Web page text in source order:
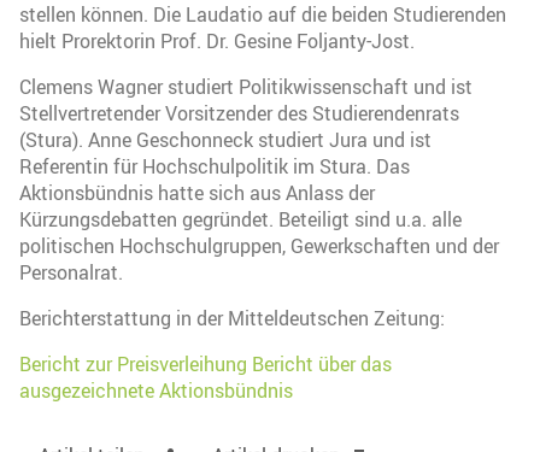
stellen können. Die Laudatio auf die beiden Studierenden
hielt Prorektorin Prof. Dr. Gesine Foljanty-Jost.
Clemens Wagner studiert Politikwissenschaft und ist
Stellvertretender Vorsitzender des Studierendenrats
(Stura). Anne Geschonneck studiert Jura und ist
Referentin für Hochschulpolitik im Stura. Das
Aktionsbündnis hatte sich aus Anlass der
Kürzungsdebatten gegründet. Beteiligt sind u.a. alle
politischen Hochschulgruppen, Gewerkschaften und der
Personalrat.
Berichterstattung in der Mitteldeutschen Zeitung:
Bericht zur Preisverleihung Bericht über das
ausgezeichnete Aktionsbündnis